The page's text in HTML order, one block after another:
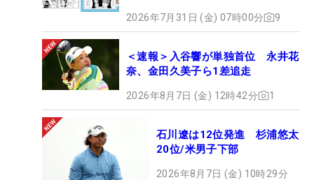
2026年7月31日 (金) 07時00分 9
＜速報＞入谷響が単独首位 永井花
奈、金田久美子ら1差追走
2026年8月7日 (金) 12時42分 1
石川遼は12位発進 杉浦悠太
20位/米男子下部
2026年8月7日 (金) 10時29分